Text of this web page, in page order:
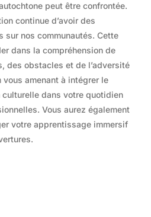
peut être confrontée.
continue d’avoir des
sur nos communautés. Cette
dans la compréhension de
des obstacles et de l’adversité
amenant à intégrer le
dans votre quotidien
Vous aurez également
votre apprentissage immersif